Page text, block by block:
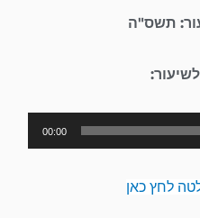
תשס"ה
00:00
לחץ כאן